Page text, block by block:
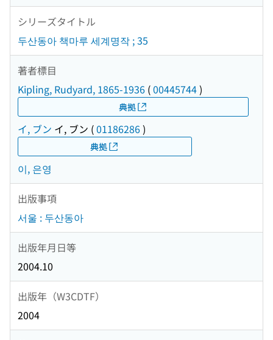
シリーズタイトル
두산동아 책마루 세계명작 ; 35
著者標目
Kipling, Rudyard, 1865-1936 (00445744)
典拠
イ, ブン イ, ブン (01186286)
典拠
이, 은영
出版事項
서울 : 두산동아
出版年月日等
2004.10
出版年（W3CDTF）
2004